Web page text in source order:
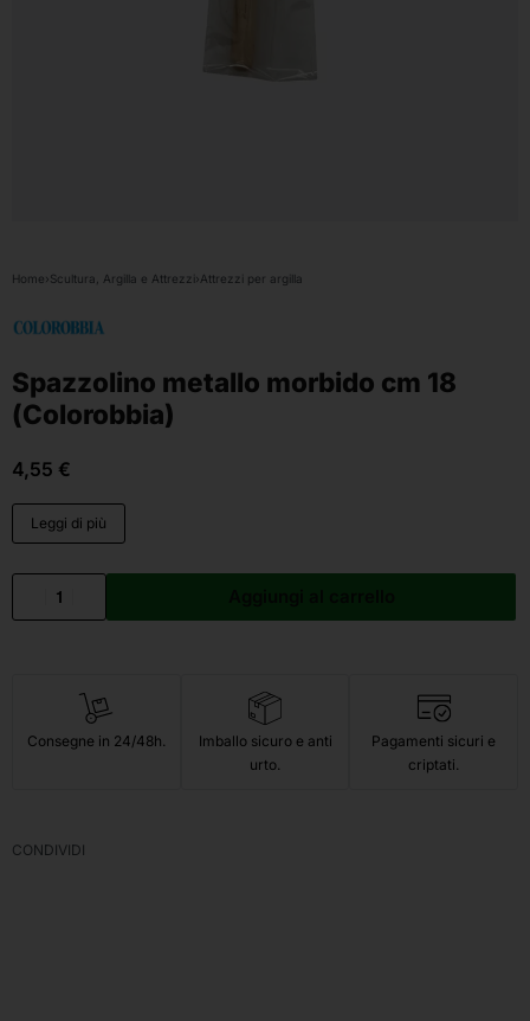
Home›Scultura, Argilla e Attrezzi›Attrezzi per argilla
Spazzolino metallo morbido cm 18
(Colorobbia)
4,55 €
Leggi di più
Consegne in 24/48h.
Imballo sicuro e anti
urto.
Pagamenti sicuri e
criptati.
CONDIVIDI